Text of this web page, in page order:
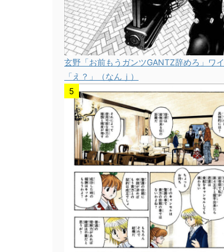
玄野「お前もうガンツGANTZ辞めろ」ワイ
「え？」（なんｊ）